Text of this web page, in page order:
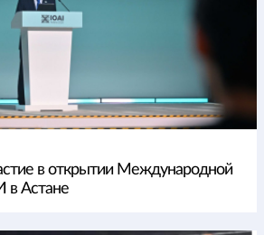
в открытии Международной
в Астане